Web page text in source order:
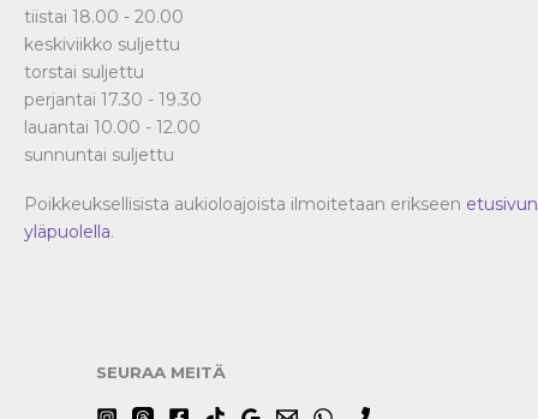
tiistai 18.00 - 20.00
keskiviikko suljettu
torstai suljettu
perjantai 17.30 - 19.30
lauantai 10.00 - 12.00
sunnuntai suljettu
Poikkeuksellisista aukioloajoista ilmoitetaan erikseen etusivun
yläpuolella.
SEURAA MEITÄ